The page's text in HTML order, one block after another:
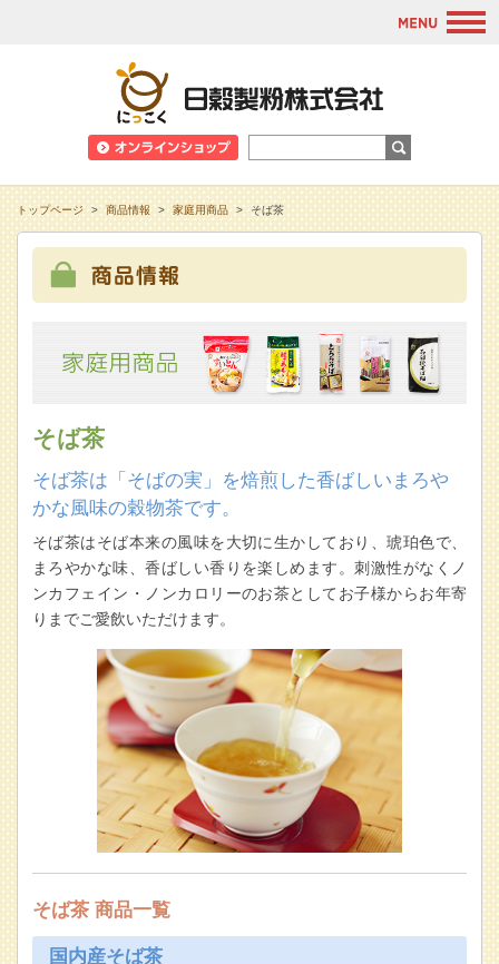
トップページ > 商品情報 > 家庭用商品 > そば茶
そば茶
そば茶は「そばの実」を焙煎した香ばしいまろや
かな風味の穀物茶です。
そば茶はそば本来の風味を大切に生かしており、琥珀色で、
まろやかな味、香ばしい香りを楽しめます。刺激性がなくノ
ンカフェイン・ノンカロリーのお茶としてお子様からお年寄
りまでご愛飲いただけます。
そば茶 商品一覧
国内産そば茶